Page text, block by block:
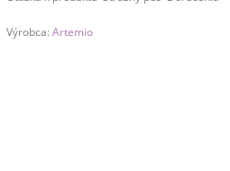
Výrobca: Artemio